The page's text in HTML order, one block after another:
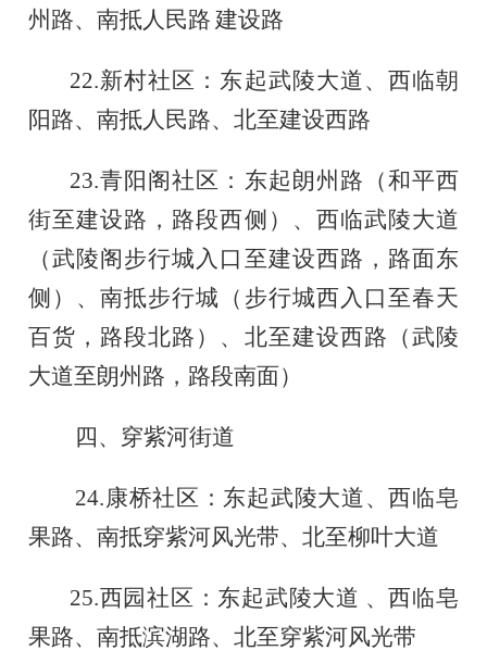
州路、南抵人民路 建设路
22.新村社区：东起武陵大道、西临朝
阳路、南抵人民路、北至建设西路
23.青阳阁社区：东起朗州路（和平西
街至建设路，路段西侧）、西临武陵大道
（武陵阁步行城入口至建设西路，路面东
侧）、南抵步行城（步行城西入口至春天
百货，路段北路）、北至建设西路（武陵
大道至朗州路，路段南面）
四、穿紫河街道
24.康桥社区：东起武陵大道、西临皂
果路、南抵穿紫河风光带、北至柳叶大道
25.西园社区：东起武陵大道 、西临皂
果路、南抵滨湖路、北至穿紫河风光带